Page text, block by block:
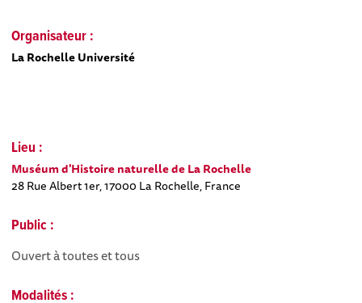
Organisateur :
La Rochelle Université
Lieu :
Muséum d'Histoire naturelle de La Rochelle
28 Rue Albert 1er, 17000 La Rochelle, France
Public :
Ouvert à toutes et tous
Modalités :